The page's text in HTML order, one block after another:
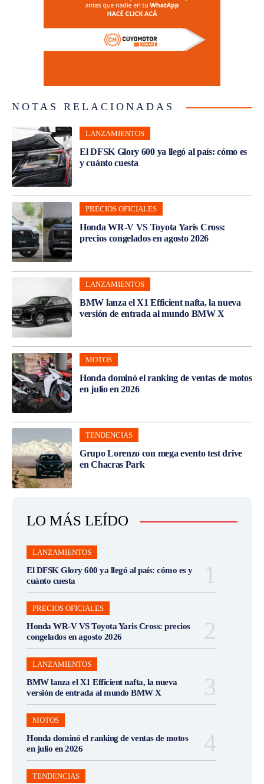
NOTAS RELACIONADAS
LANZAMIENTOS
El DFSK Glory 600 ya llegó al país: cómo es
y cuánto cuesta
PRECIOS OFICIALES
Honda WR-V VS Toyota Yaris Cross:
precios congelados en agosto 2026
LANZAMIENTOS
BMW lanza el X1 Efficient nafta, la nueva
versión de entrada al mundo BMW X
MOTOS
Honda dominó el ranking de ventas de motos
en julio en 2026
TENDENCIAS
Grupo Lorenzo con mega evento test drive
en Chacras Park
LO MÁS LEÍDO
LANZAMIENTOS
El DFSK Glory 600 ya llegó al país: cómo es y
cuánto cuesta
PRECIOS OFICIALES
Honda WR-V VS Toyota Yaris Cross: precios
congelados en agosto 2026
LANZAMIENTOS
BMW lanza el X1 Efficient nafta, la nueva
versión de entrada al mundo BMW X
MOTOS
Honda dominó el ranking de ventas de motos
en julio en 2026
TENDENCIAS